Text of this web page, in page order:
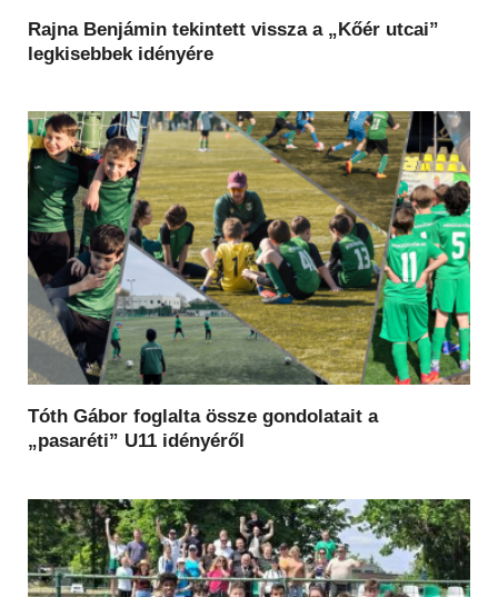
Rajna Benjámin tekintett vissza a „Kőér utcai”
legkisebbek idényére
Tóth Gábor foglalta össze gondolatait a
„pasaréti” U11 idényéről